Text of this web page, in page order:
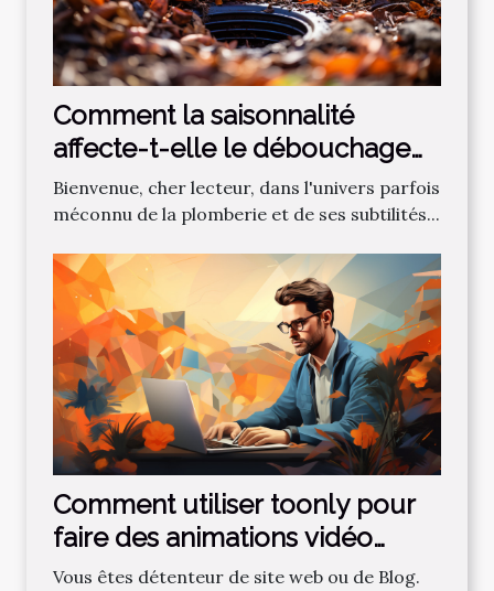
Comment la saisonnalité
affecte-t-elle le débouchage
des canalisations?
Bienvenue, cher lecteur, dans l'univers parfois
méconnu de la plomberie et de ses subtilités...
Comment utiliser toonly pour
faire des animations vidéo
professionnelles ?
Vous êtes détenteur de site web ou de Blog.